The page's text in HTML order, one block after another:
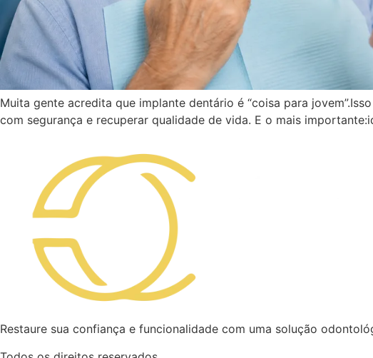
Muita gente acredita que implante dentário é “coisa para
com segurança e recuperar qualidade de vida. E o mais
Restaure sua confiança e funcionalidade com uma solução